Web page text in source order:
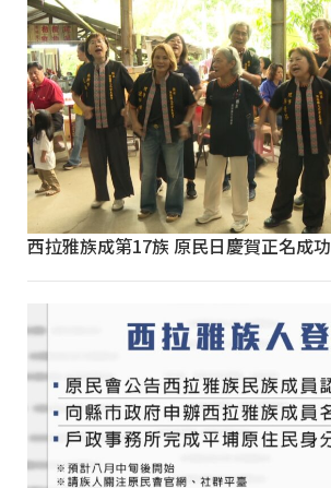
西拉雅族成第17族 原民日慶賀正名成功